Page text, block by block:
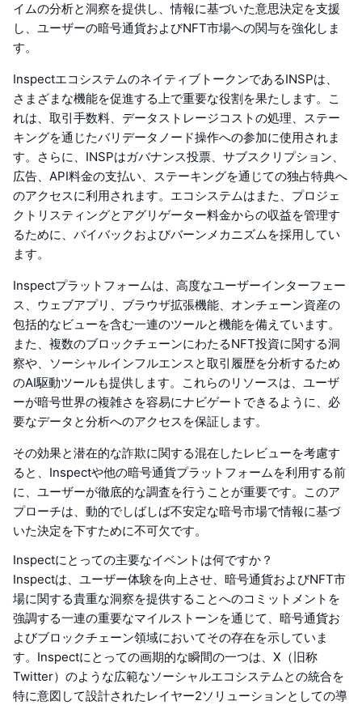
イムの分析と洞察を提供し、情報に基づいた意思決定を支援
し、ユーザーの暗号通貨およびNFT市場への関与を強化しま
す。
InspectエコシステムのネイティブトークンであるINSPは、
さまざまな機能を促進する上で重要な役割を果たします。こ
れは、取引手数料、データストレージコストの処理、ステー
キングを通じたバリデータノード操作への参加に使用されま
す。さらに、INSPはガバナンス投票、サブスクリプション、
広告、API料金の支払い、ステーキングを通じての独占特典へ
のアクセスに利用されます。エコシステムはまた、プロジェ
クトリスティングとアグリゲーター料金からの収益を管理す
るために、バイバックおよびバーンメカニズムを採用してい
ます。
Inspectプラットフォームは、高度なユーザーインターフェー
ス、ウェブアプリ、ブラウザ拡張機能、オンチェーン資産の
包括的なビューを含む一連のツールと機能を備えています。
また、複数のブロックチェーンにわたるNFT投資に関する洞
察や、ソーシャルインフルエンスと取引履歴を分析するため
のAI駆動ツールも提供します。これらのリソースは、ユーザ
ーが暗号世界の複雑さを容易にナビゲートできるように、必
要なデータと分析へのアクセスを保証します。
その効果と潜在的な詐欺に関する混在したレビューを考慮す
ると、Inspectや他の暗号通貨プラットフォームを利用する前
に、ユーザーが徹底的な調査を行うことが重要です。このア
プローチは、動的でしばしば不安定な暗号市場で情報に基づ
いた決定を下すために不可欠です。
Inspectにとっての主要なイベントは何ですか？
Inspectは、ユーザー体験を向上させ、暗号通貨およびNFT市
場に関する貴重な洞察を提供することへのコミットメントを
強調する一連の重要なマイルストーンを通じて、暗号通貨お
よびブロックチェーン領域においてその存在を示していま
す。Inspectにとっての画期的な瞬間の一つは、X（旧称
Twitter）のような広範なソーシャルエコシステムとの統合を
特に意図して設計されたレイヤー2ソリューションとしての導